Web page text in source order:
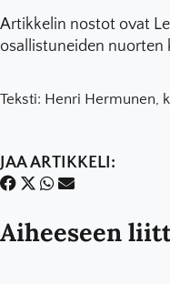
Artikkelin nostot ovat
osallistuneiden nuorten
Teksti: Henri Hermunen,
JAA ARTIKKELI:
Aiheeseen